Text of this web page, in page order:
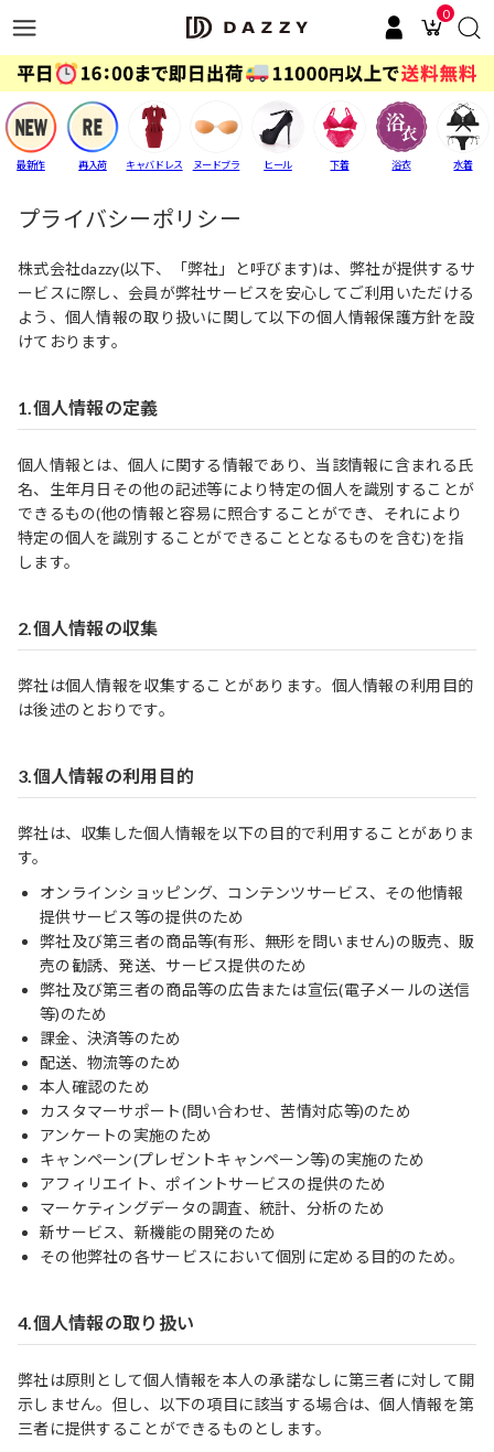
0
最新作 再入荷 キャバドレス ヌードブラ ヒール 下着 浴衣 水着
プライバシーポリシー
株式会社dazzy(以下、「弊社」と呼びます)は、弊社が提供するサ
ービスに際し、会員が弊社サービスを安心してご利用いただける
よう、個人情報の取り扱いに関して以下の個人情報保護方針を設
けております。
1.個人情報の定義
個人情報とは、個人に関する情報であり、当該情報に含まれる氏
名、生年月日その他の記述等により特定の個人を識別することが
できるもの(他の情報と容易に照合することができ、それにより
特定の個人を識別することができることとなるものを含む)を指
します。
2.個人情報の収集
弊社は個人情報を収集することがあります。個人情報の利用目的
は後述のとおりです。
3.個人情報の利用目的
弊社は、収集した個人情報を以下の目的で利用することがありま
す。
オンラインショッピング、コンテンツサービス、その他情報
提供サービス等の提供のため
弊社及び第三者の商品等(有形、無形を問いません)の販売、販
売の勧誘、発送、サービス提供のため
弊社及び第三者の商品等の広告または宣伝(電子メールの送信
等)のため
課金、決済等のため
配送、物流等のため
本人確認のため
カスタマーサポート(問い合わせ、苦情対応等)のため
アンケートの実施のため
キャンペーン(プレゼントキャンペーン等)の実施のため
アフィリエイト、ポイントサービスの提供のため
マーケティングデータの調査、統計、分析のため
新サービス、新機能の開発のため
その他弊社の各サービスにおいて個別に定める目的のため。
4.個人情報の取り扱い
弊社は原則として個人情報を本人の承諾なしに第三者に対して開
示しません。但し、以下の項目に該当する場合は、個人情報を第
三者に提供することができるものとします。